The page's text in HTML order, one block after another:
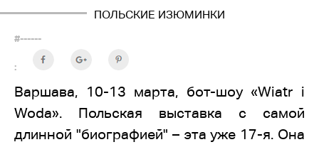
ПОЛЬСКИЕ ИЗЮМИНКИ
#------
:
Варшава, 10-13 марта, бот-шоу «Wiatr i
Woda». Польская выставка с самой
длинной "биографией" – эта уже 17-я. Она